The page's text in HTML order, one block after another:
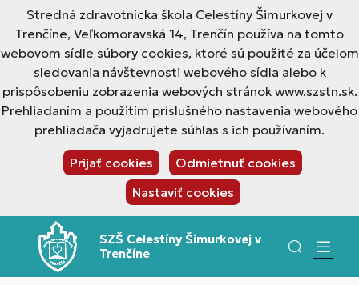
Stredná zdravotnícka škola Celestíny Šimurkovej v
Trenčíne, Veľkomoravská 14, Trenčín používa na tomto
webovom sídle súbory cookies, ktoré sú použité za účelom
sledovania návštevnosti webového sídla alebo k
prispôsobeniu zobrazenia webových stránok www.szstn.sk.
Prehliadaním a použitím príslušného nastavenia webového
prehliadača vyjadrujete súhlas s ich používaním.
Prijať cookies
Odmietnuť cookies
Nastaviť cookies
SZŠ Celestíny Šimurkovej v
Trenčíne